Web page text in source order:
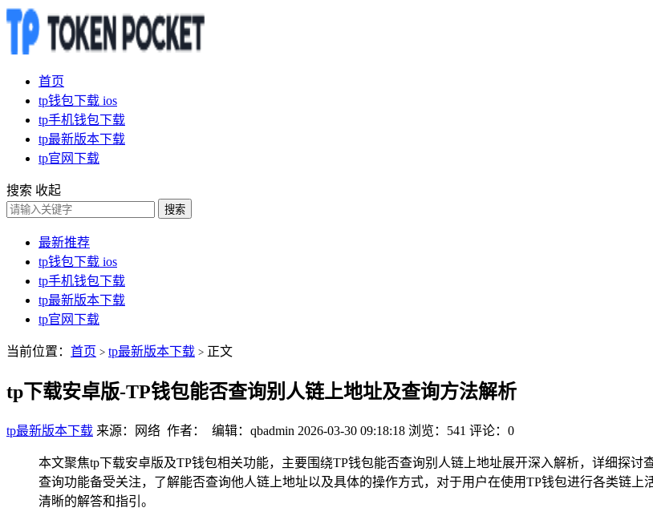
首页
tp钱包下载 ios
tp手机钱包下载
tp最新版本下载
tp官网下载
搜索 收起
搜索
最新推荐
tp钱包下载 ios
tp手机钱包下载
tp最新版本下载
tp官网下载
当前位置： 首页 > tp最新版本下载 > 正文
tp下载安卓版-TP钱包能否查询别人链上地址及查询方法解析
tp最新版本下载 来源：网络 作者： 编辑：qbadmin 2026-03-30 09:18:18 浏览：541 评论：0
本文聚焦tp下载安卓版及TP钱包相关功能，主要围绕TP钱包能否查询别人链上地址展开深入解析，详细探
查询功能备受关注，了解能否查询他人链上地址以及具体的操作方式，对于用户在使用TP钱包进行各类链
清晰的解答和指引。